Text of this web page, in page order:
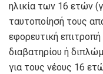
ηλικία των 16 ετών
ταυτοποίησή τους
εφορευτική
διαβατηρίου ή
για τους νέους 16